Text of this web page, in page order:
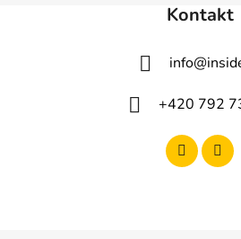
Kontakt
info@
+420 792